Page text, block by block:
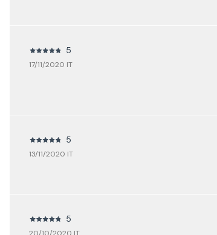
5
17/11/2020 IT
5
13/11/2020 IT
5